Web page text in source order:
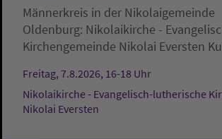
Männerkreis in der Nikolaigemeinde
Oldenburg: Nikolaikirche -
Kirchengemeinde Nikolai Eversten
Freitag, 7.8.2026, 16-18 Uhr
Nikolaikirche - Evangelisch-lutherische
Nikolai Eversten